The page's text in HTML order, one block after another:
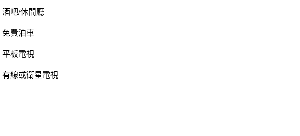
酒吧/休閒廳
免費泊車
平板電視
有線或衛星電視